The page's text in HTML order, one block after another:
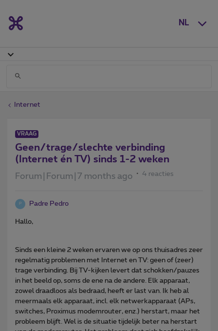
NL
Internet
VRAAG
Geen/trage/slechte verbinding
(Internet én TV) sinds 1-2 weken
Forum|Forum|7 months ago 4 reacties
P Padre Pedro
Hallo,
Sinds een kleine 2 weken ervaren we op ons thuisadres zeer
regelmatig problemen met Internet en TV: geen of (zeer)
trage verbinding. Bij TV-kijken levert dat schokken/pauzes
in het beeld op, soms de ene na de andere. Elk apparaat,
zowel draadloos als bedraad, heeft er last van. Ik heb al
meermaals elk apparaat, incl. elk netwerkapparaat (APs,
switches, Proximus modemrouter, enz.) herstart, maar het
probleem blijft. Wel is de situatie tijdelijk beter na herstart